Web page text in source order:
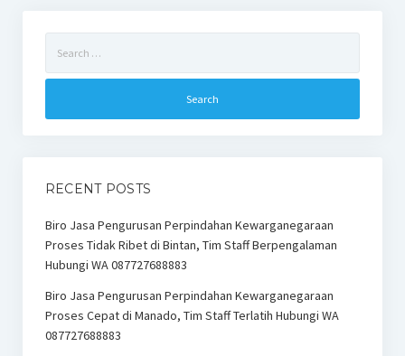
for:
RECENT POSTS
Biro Jasa Pengurusan Perpindahan Kewarganegaraan
Proses Tidak Ribet di Bintan, Tim Staff Berpengalaman
Hubungi WA 087727688883
Biro Jasa Pengurusan Perpindahan Kewarganegaraan
Proses Cepat di Manado, Tim Staff Terlatih Hubungi WA
087727688883